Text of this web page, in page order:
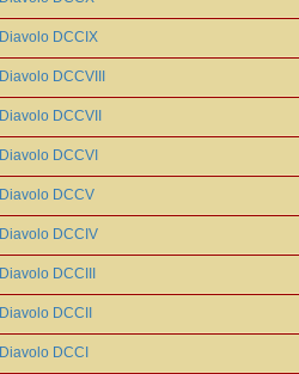
Diavolo DCCIX
Diavolo DCCVIII
Diavolo DCCVII
Diavolo DCCVI
Diavolo DCCV
Diavolo DCCIV
Diavolo DCCIII
Diavolo DCCII
Diavolo DCCI